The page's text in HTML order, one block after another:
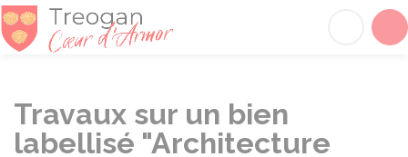
Travaux sur un bien
labellisé "Architecture